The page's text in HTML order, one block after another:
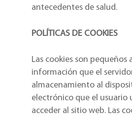
antecedentes de salud.
POLÍTICAS DE COOKIES
Las cookies son pequeños
información que el
almacenamiento al
electrónico que el usuario
acceder al sitio web. Las